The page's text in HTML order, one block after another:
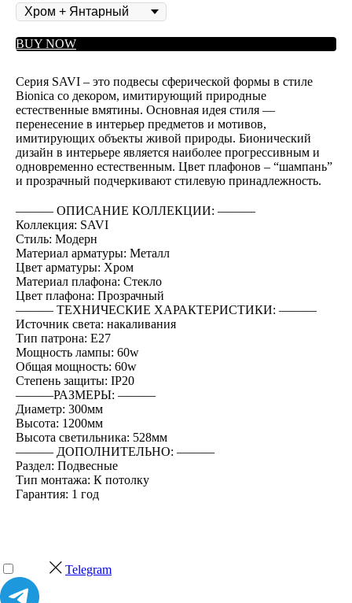
BUY NOW
Серия SAVI – это подвесы сферической формы в стиле
Bionica со декором, имитирующий природные
естественные вмятины. Основная идея стиля —
перенесение в интерьер предметов и мотивов,
имитирующих объекты живой природы. Бионический
дизайн в интерьере является наиболее прогрессивным и
одновременно естественным. Цвет плафонов – “шампань”
и прозрачный подчеркивают стилевую принадлежность.
――― ОПИСАНИЕ КОЛЛЕКЦИИ: ―――
Коллекция: SAVI
Стиль: Модерн
Материал арматуры: Металл
Цвет арматуры: Хром
Материал плафона: Стекло
Цвет плафона: Прозрачный
――― ТЕХНИЧЕСКИЕ ХАРАКТЕРИСТИКИ: ―――
Источник света: накаливания
Тип патрона: E27
Мощность лампы: 60w
Общая мощность: 60w
Степень защиты: IP20
―――РАЗМЕРЫ: ―――
Диаметр: 300мм
Высота: 1200мм
Высота светильника: 528мм
――― ДОПОЛНИТЕЛЬНО: ―――
Раздел: Подвесные
Тип монтажа: К потолку
Гарантия: 1 год
Telegram